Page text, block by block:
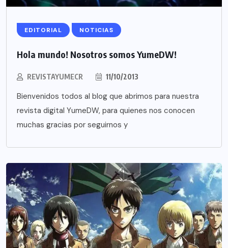
EDITORIAL NOTICIAS
Hola mundo! Nosotros somos YumeDW!
REVISTAYUMECR 11/10/2013
Bienvenidos todos al blog que abrimos para nuestra
revista digital YumeDW, para quienes nos conocen
muchas gracias por seguirnos y